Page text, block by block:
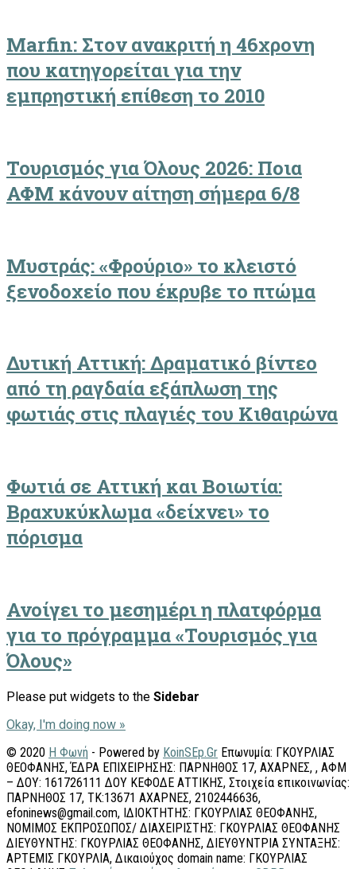
Marfin: Στον ανακριτή η 46χρονη
που κατηγορείται για την
εμπρηστική επίθεση το 2010
Τουρισμός για Όλους 2026: Ποια
ΑΦΜ κάνουν αίτηση σήμερα 6/8
Μυστράς: «Φρούριο» το κλειστό
ξενοδοχείο που έκρυβε το πτώμα
Δυτική Αττική: Δραματικό βίντεο
από τη ραγδαία εξάπλωση της
φωτιάς στις πλαγιές του Κιθαιρώνα
Φωτιά σε Αττική και Βοιωτία:
Βραχυκύκλωμα «δείχνει» το
πόρισμα
Ανοίγει το μεσημέρι η πλατφόρμα
για το πρόγραμμα «Τουρισμός για
Όλους»
Please put widgets to the Sidebar
Okay, I'm doing now »
© 2020 Η Φωνή - Powered by KoinSEp.Gr Επωνυμία: ΓΚΟΥΡΛΙΑΣ
ΘΕΟΦΑΝΗΣ, ΈΔΡΑ ΕΠΙΧΕΙΡΗΣΗΣ: ΠΑΡΝΗΘΟΣ 17, ΑΧΑΡΝΕΣ, , ΑΦΜ
– ΔΟΥ: 161726111 ΔΟΥ ΚΕΦΟΔΕ ΑΤΤΙΚΗΣ, Στοιχεία επικοινωνίας:
ΠΑΡΝΗΘΟΣ 17, ΤΚ:13671 ΑΧΑΡΝΕΣ, 2102446636,
efoninews@gmail.com, ΙΔΙΟΚΤΗΤΗΣ: ΓΚΟΥΡΛΙΑΣ ΘΕΟΦΑΝΗΣ,
ΝΟΜΙΜΟΣ ΕΚΠΡΟΣΩΠΟΣ/ ΔΙΑΧΕΙΡΙΣΤΗΣ: ΓΚΟΥΡΛΙΑΣ ΘΕΟΦΑΝΗΣ
ΔΙΕΥΘΥΝΤΗΣ: ΓΚΟΥΡΛΙΑΣ ΘΕΟΦΑΝΗΣ, ΔΙΕΥΘΥΝΤΡΙΑ ΣΥΝΤΑΞΗΣ:
ΑΡΤΕΜΙΣ ΓΚΟΥΡΛΙΑ, Δικαιούχος domain name: ΓΚΟΥΡΛΙΑΣ